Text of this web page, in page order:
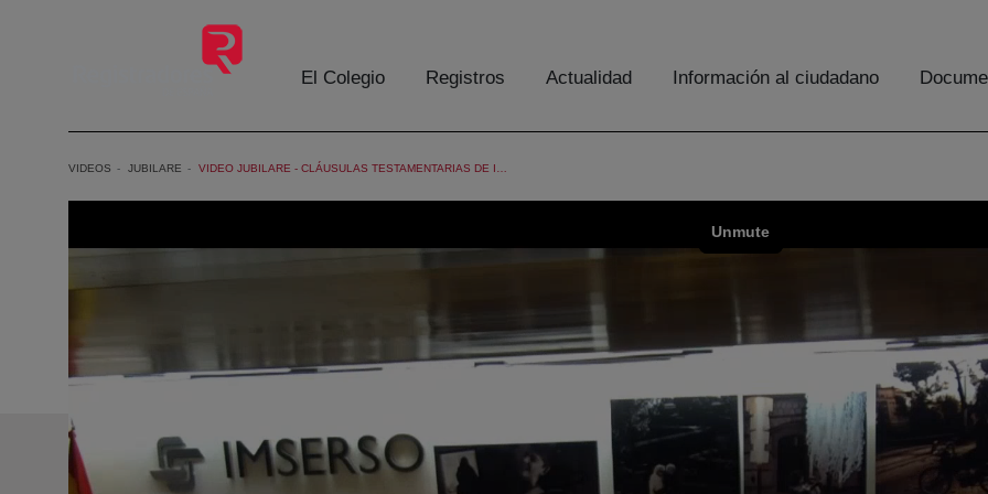
Saltar al contenido principal
El Colegio Registros Actualidad Información al ciudadano
VIDEOS JUBILARE VIDEO JUBILARE - CLÁUSULAS TESTAMENTARIAS DE INTERÉS PARA LA PERSONAS MAYORES (II)